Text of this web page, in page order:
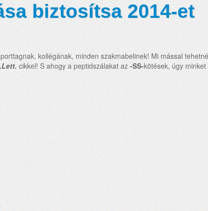
biztosítsa 2014-et
kollégának, minden szakmabelinek! Mi mással
cikkel! S ahogy a peptidszálakat az -SS-kötések, úgy